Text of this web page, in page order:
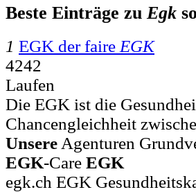
Beste Einträge zuEgk
1 EGK der faire EGK
4242
Laufen
Die EGK ist die
Chancengleichheit
Unsere Agenturen
EGK-Care EGK
egk.ch EGK